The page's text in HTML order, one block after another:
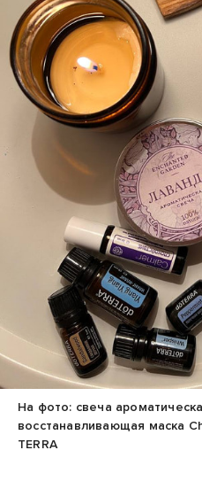
На фото: свеча
восстанавливающая маска
TERRA